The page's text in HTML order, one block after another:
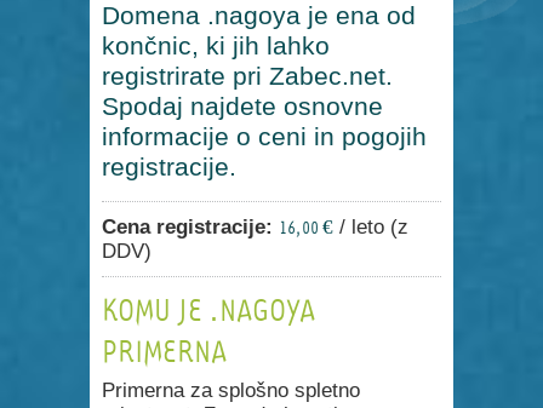
Domena .nagoya je ena od
končnic, ki jih lahko
registrirate pri Zabec.net.
Spodaj najdete osnovne
informacije o ceni in pogojih
registracije.
Cena registracije: 16,00 € / leto (z
DDV)
KOMU JE .NAGOYA
PRIMERNA
Primerna za splošno spletno